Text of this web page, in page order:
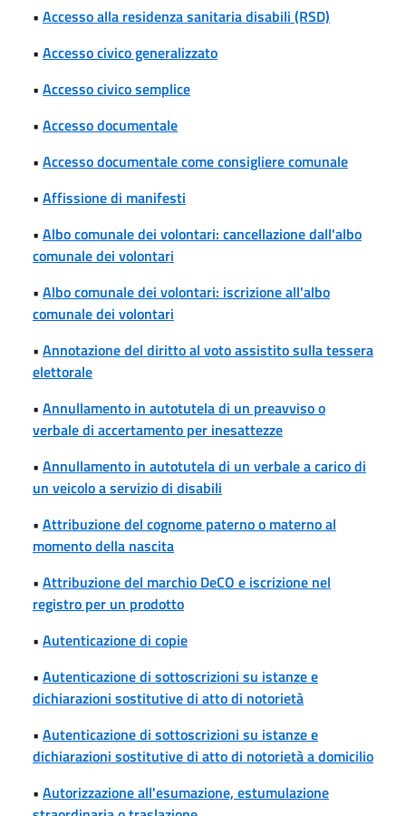
• Accesso alla residenza sanitaria disabili (RSD)
• Accesso civico generalizzato
• Accesso civico semplice
• Accesso documentale
• Accesso documentale come consigliere comunale
• Affissione di manifesti
• Albo comunale dei volontari: cancellazione dall'albo
comunale dei volontari
• Albo comunale dei volontari: iscrizione all'albo
comunale dei volontari
• Annotazione del diritto al voto assistito sulla tessera
elettorale
• Annullamento in autotutela di un preavviso o
verbale di accertamento per inesattezze
• Annullamento in autotutela di un verbale a carico di
un veicolo a servizio di disabili
• Attribuzione del cognome paterno o materno al
momento della nascita
• Attribuzione del marchio DeCO e iscrizione nel
registro per un prodotto
• Autenticazione di copie
• Autenticazione di sottoscrizioni su istanze e
dichiarazioni sostitutive di atto di notorietà
• Autenticazione di sottoscrizioni su istanze e
dichiarazioni sostitutive di atto di notorietà a domicilio
• Autorizzazione all'esumazione, estumulazione